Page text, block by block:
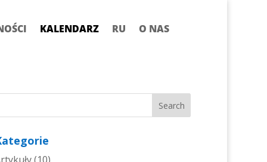
KALENDARZ RU O NAS